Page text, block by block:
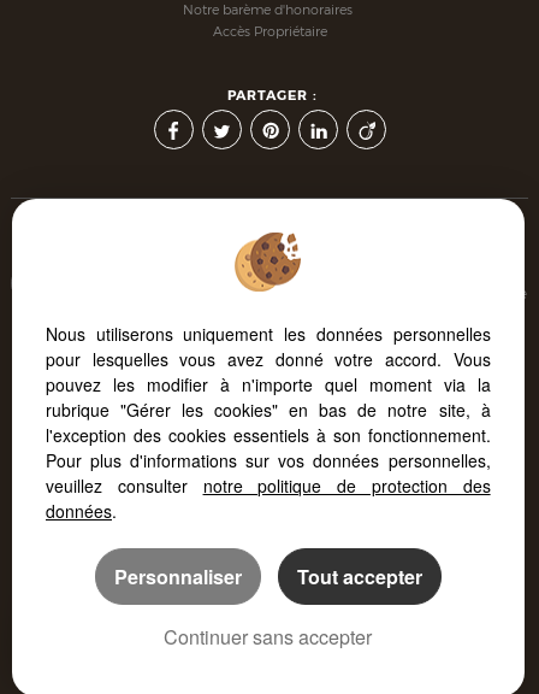
Notre barème d'honoraires
Accès Propriétaire
PARTAGER :
Afin de vous offrir un confort de lecture permanent, depuis
votre PC, votre tablette ou votre smartphone, notre site s'adapte
Logiciel immo
Création site internet
Référencement site immobilier
Nous utiliserons uniquement les données personnelles
pour lesquelles vous avez donné votre accord. Vous
pouvez les modifier à n'importe quel moment via la
rubrique "Gérer les cookies" en bas de notre site, à
l'exception des cookies essentiels à son fonctionnement.
Pour plus d'informations sur vos données personnelles,
veuillez consulter notre politique de protection des
données.
Personnaliser Tout accepter
Continuer sans accepter